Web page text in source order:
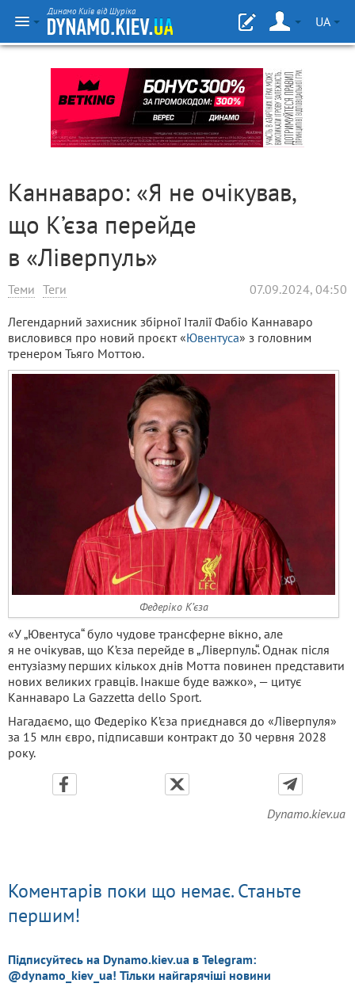
Динамо Київ від Шуріка
UA
Каннаваро: «Я не очікував,
що К’єза перейде
в «Ліверпуль»
Теми Теги 07.09.2024, 04:50
Легендарний захисник збірної Італії Фабіо Каннаваро
висловився про новий проєкт «Ювентуса» з головним
тренером Тьяго Моттою.
Федеріко К’єза
«У „Ювентуса“ було чудове трансферне вікно, але
я не очікував, що К’єза перейде в „Ліверпуль“. Однак після
ентузіазму перших кількох днів Мотта повинен представити
нових великих гравців. Інакше буде важко», — цитує
Каннаваро La Gazzetta dello Sport.
Нагадаємо, що Федеріко К’єза приєднався до «Ліверпуля»
за 15 млн євро, підписавши контракт до 30 червня 2028
року.
Dynamo.kiev.ua
Коментарів поки що немає. Станьте
першим!
Підписуйтесь на Dynamo.kiev.ua в Telegram:
@dynamo_kiev_ua! Тільки найгарячіші новини